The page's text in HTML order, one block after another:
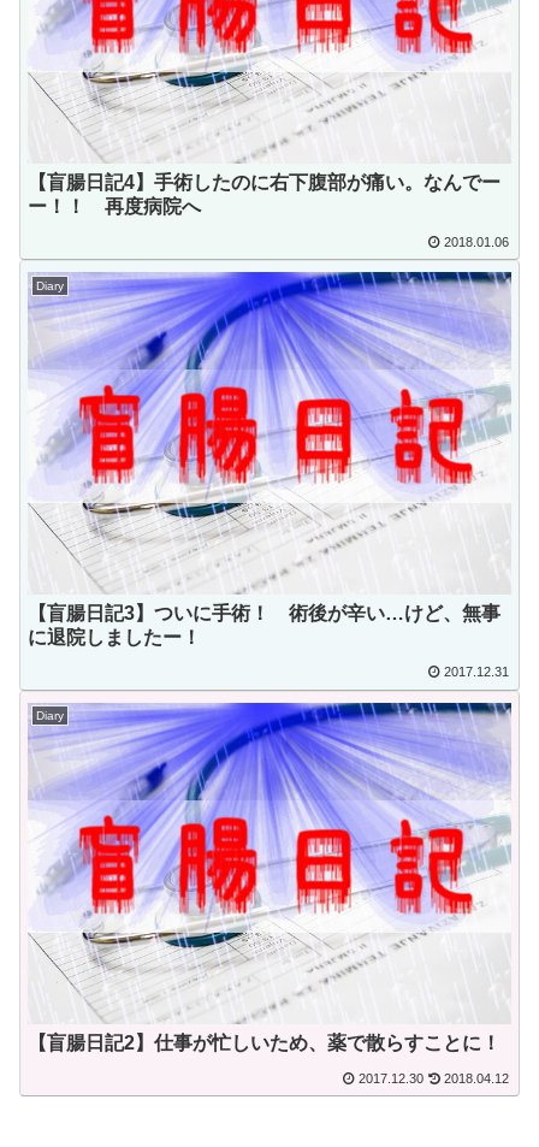
【盲腸日記4】手術したのに右下腹部が痛い。なんでー
ー！！ 再度病院へ
2018.01.06
Diary
【盲腸日記3】ついに手術！ 術後が辛い…けど、無事
に退院しましたー！
2017.12.31
Diary
【盲腸日記2】仕事が忙しいため、薬で散らすことに！
2017.12.30 2018.04.12